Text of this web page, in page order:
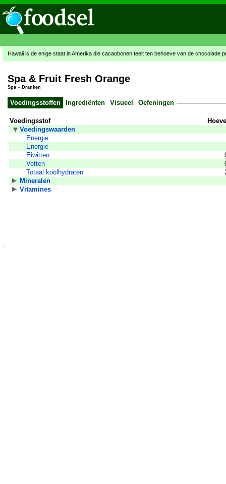
Hawaii is de enige staat in Amerika die cacaobonen teelt ten behoeve van de chocolade
Spa & Fruit Fresh Orange
Spa » Dranken
Voedingsstoffen Ingrediënten Visueel Oefeningen
Voedingsstof
Voedingswaarden
Energie
Energie
Eiwitten
Vetten
Totaal koolhydraten
Mineralen
Vitamines